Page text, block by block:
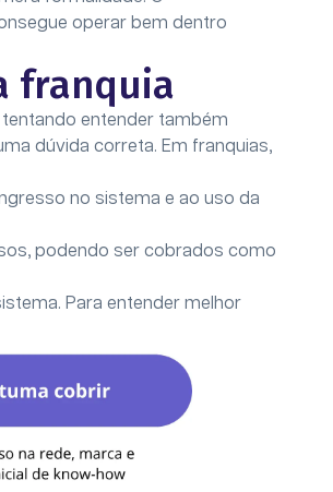
operar bem dentro
franquia
entender também
dúvida correta. Em franquias,
no sistema e ao uso da
podendo ser cobrados como
Para entender melhor